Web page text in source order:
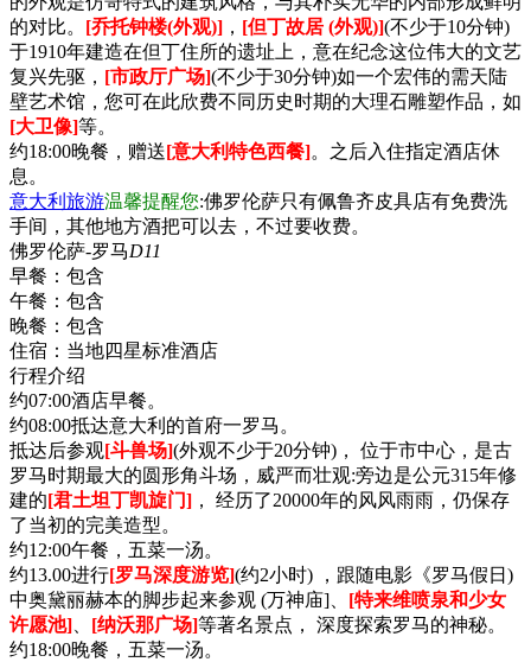
的对比。 [乔托钟楼(外观)] ， [但丁故居 (外观)](不少于10分钟)
于1910年建造在但丁住所的遗址上，意在纪念这位伟大的文艺
复兴先驱， [市政厅广场](不少于30分钟)如一个宏伟的需天陆
壁艺术馆，您可在此欣费不同历史时期的大理石雕塑作品，如
[大卫像]等。
约18:00晚餐，赠送[意大利特色西餐]。之后入住指定酒店休
息。
意大利旅游温馨提醒您:佛罗伦萨只有佩鲁齐皮具店有免费洗
手间，其他地方酒把可以去，不过要收费。
佛罗伦萨-罗马D11
早餐： 包含
午餐： 包含
晚餐： 包含
住宿： 当地四星标准酒店
行程介绍
约07:00酒店早餐。
约08:00抵达意大利的首府一罗马。
抵达后参观[斗兽场](外观不少于20分钟)， 位于市中心，是古
罗马时期最大的圆形角斗场，威严而壮观:旁边是公元315年修
建的[君土坦丁凯旋门] ， 经历了20000年的风风雨雨，仍保存
了当初的完美造型。
约12:00午餐，五菜一汤。
约13.00进行[罗马深度游览](约2小时) ，跟随电影《罗马假日)
中奥黛丽赫本的脚步起来参观 (万神庙]、 [特来维喷泉和少女
许愿池]
[纳沃那广场]等著名景点， 深度探索罗马的神秘。
约18:00晚餐，五菜一汤。